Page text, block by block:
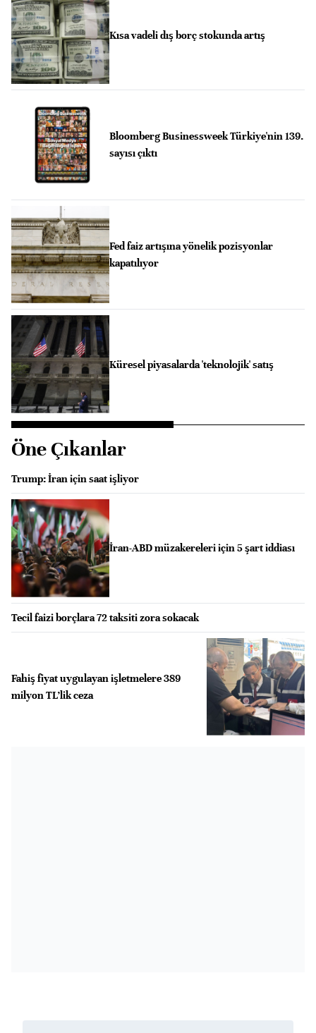
Kısa vadeli dış borç stokunda artış
Bloomberg Businessweek Türkiye'nin 139.
sayısı çıktı
Fed faiz artışına yönelik pozisyonlar
kapatılıyor
Küresel piyasalarda 'teknolojik' satış
Öne Çıkanlar
Trump: İran için saat işliyor
İran-ABD müzakereleri için 5 şart iddiası
Tecil faizi borçlara 72 taksiti zora sokacak
Fahiş fiyat uygulayan işletmelere 389
milyon TL’lik ceza